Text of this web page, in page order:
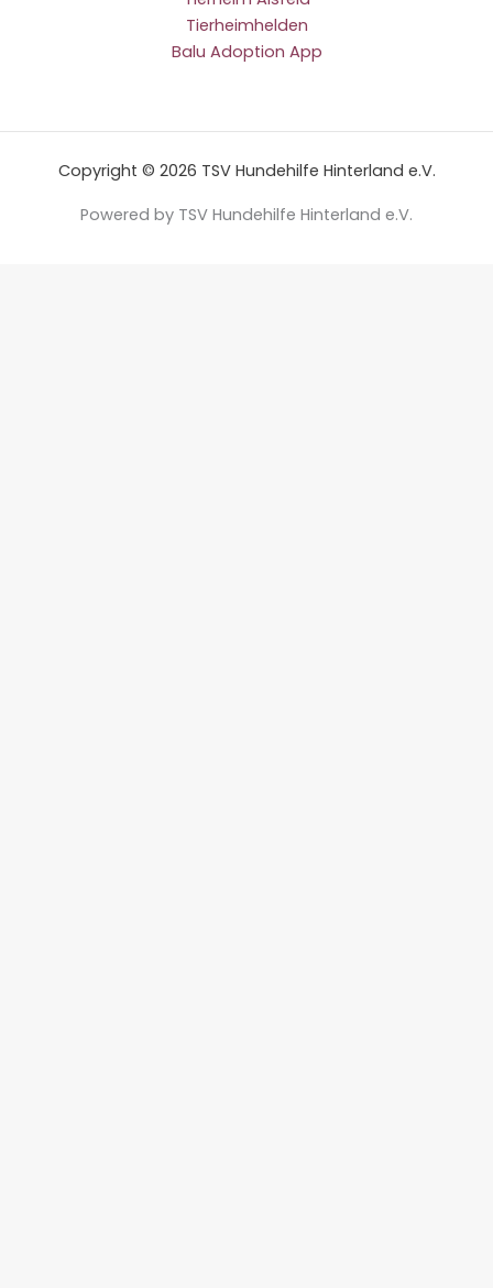
Tierheimhelden
Balu Adoption App
Copyright © 2026 TSV Hundehilfe Hinterland e.V.
Powered by TSV Hundehilfe Hinterland e.V.